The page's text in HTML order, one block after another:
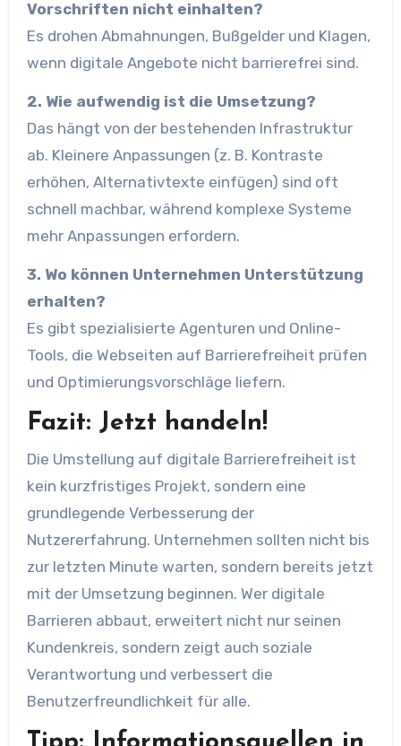
Vorschriften nicht einhalten?
Es drohen Abmahnungen, Bußgelder und Klagen,
wenn digitale Angebote nicht barrierefrei sind.
2. Wie aufwendig ist die Umsetzung?
Das hängt von der bestehenden Infrastruktur
ab. Kleinere Anpassungen (z. B. Kontraste
erhöhen, Alternativtexte einfügen) sind oft
schnell machbar, während komplexe Systeme
mehr Anpassungen erfordern.
3. Wo können Unternehmen Unterstützung
erhalten?
Es gibt spezialisierte Agenturen und Online-
Tools, die Webseiten auf Barrierefreiheit prüfen
und Optimierungsvorschläge liefern.
Fazit: Jetzt handeln!
Die Umstellung auf digitale Barrierefreiheit ist
kein kurzfristiges Projekt, sondern eine
grundlegende Verbesserung der
Nutzererfahrung. Unternehmen sollten nicht bis
zur letzten Minute warten, sondern bereits jetzt
mit der Umsetzung beginnen. Wer digitale
Barrieren abbaut, erweitert nicht nur seinen
Kundenkreis, sondern zeigt auch soziale
Verantwortung und verbessert die
Benutzerfreundlichkeit für alle.